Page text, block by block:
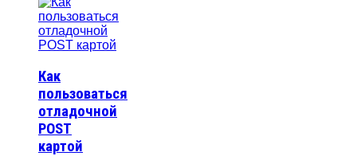
Как
пользоваться
отладочной
POST
картой